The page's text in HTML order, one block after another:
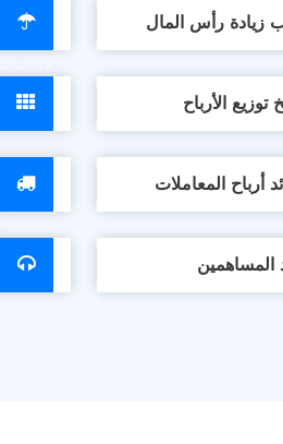
زيادة رأس المال
توزيع الأرباح
أرباح المعاملات
المساهمين